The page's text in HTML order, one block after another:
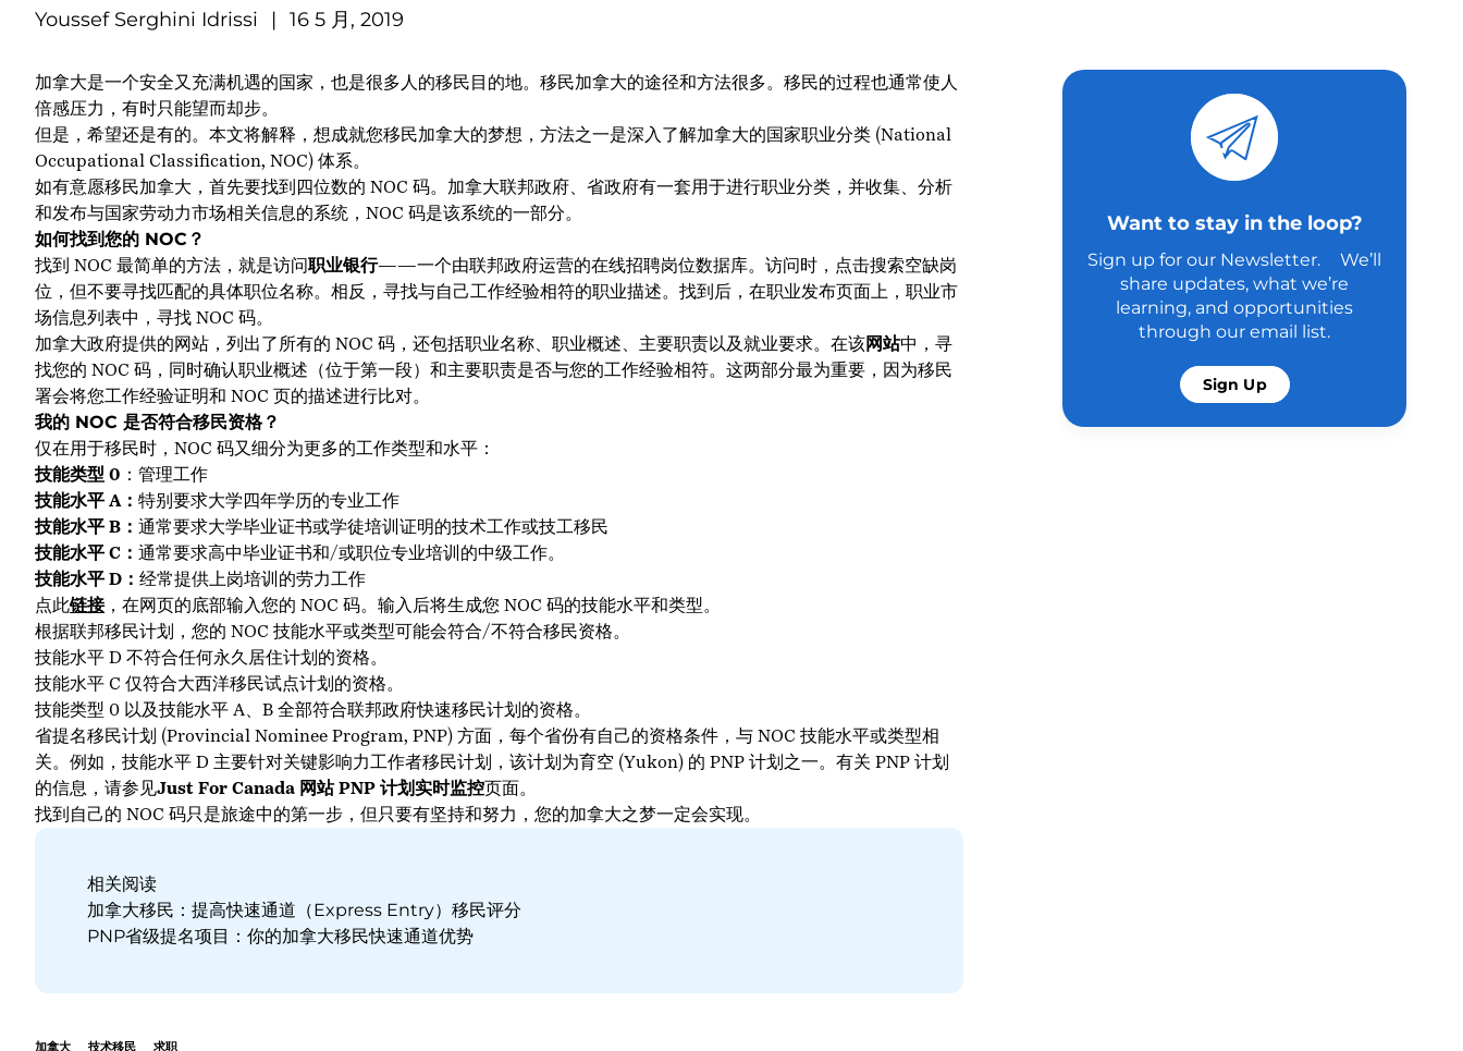
Youssef Serghini Idrissi | 16 5 月, 2019
加拿大是一个安全又充满机遇的国家，也是很多人的移民目的地。移民加拿大的途径和方法很多。移民的过程也通常使人
倍感压力，有时只能望而却步。
但是，希望还是有的。本文将解释，想成就您移民加拿大的梦想，方法之一是深入了解加拿大的国家职业分类 (National
Occupational Classification, NOC) 体系。
如有意愿移民加拿大，首先要找到四位数的 NOC 码。加拿大联邦政府、省政府有一套用于进行职业分类，并收集、分析
和发布与国家劳动力市场相关信息的系统，NOC 码是该系统的一部分。
如何找到您的 NOC ？
找到 NOC 最简单的方法，就是访问职业银行——一个由联邦政府运营的在线招聘岗位数据库。访问时，点击搜索空缺岗
位，但不要寻找匹配的具体职位名称。相反，寻找与自己工作经验相符的职业描述。找到后，在职业发布页面上，职业市
场信息列表中，寻找 NOC 码。
加拿大政府提供的网站，列出了所有的 NOC 码，还包括职业名称、职业概述、主要职责以及就业要求。在该网站中，寻
找您的 NOC 码，同时确认职业概述（位于第一段）和主要职责是否与您的工作经验相符。这两部分最为重要，因为移民
署会将您工作经验证明和 NOC 页的描述进行比对。
我的 NOC 是否符合移民资格？
仅在用于移民时，NOC 码又细分为更多的工作类型和水平：
技能类型 0 ：管理工作
技能水平 A： 特别要求大学四年学历的专业工作
技能水平 B ： 通常要求大学毕业证书或学徒培训证明的技术工作或技工移民
技能水平 C ： 通常要求高中毕业证书和/或职位专业培训的中级工作。
技能水平 D ： 经常提供上岗培训的劳力工作
点此链接，在网页的底部输入您的 NOC 码。输入后将生成您 NOC 码的技能水平和类型。
根据联邦移民计划，您的 NOC 技能水平或类型可能会符合/不符合移民资格。
技能水平 D 不符合任何永久居住计划的资格。
技能水平 C 仅符合大西洋移民试点计划的资格。
技能类型 0 以及技能水平 A、B 全部符合联邦政府快速移民计划的资格。
省提名移民计划 (Provincial Nominee Program, PNP) 方面，每个省份有自己的资格条件，与 NOC 技能水平或类型相
关。例如，技能水平 D 主要针对关键影响力工作者移民计划，该计划为育空 (Yukon) 的 PNP 计划之一。有关 PNP 计划
的信息，请参见Just For Canada 网站PNP 计划实时监控页面。
找到自己的 NOC 码只是旅途中的第一步，但只要有坚持和努力，您的加拿大之梦一定会实现。
相关阅读
加拿大移民：提高快速通道（Express Entry）移民评分
PNP省级提名项目：你的加拿大移民快速通道优势
加拿大 技术移民 求职
Want to stay in the loop?
Sign up for our Newsletter. We’ll
share updates, what we’re
learning, and opportunities
through our email list.
Sign Up